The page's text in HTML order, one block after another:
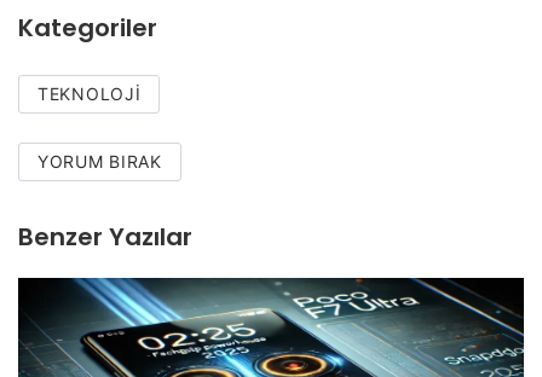
Kategoriler
TEKNOLOJI
YORUM BIRAK
Benzer Yazılar